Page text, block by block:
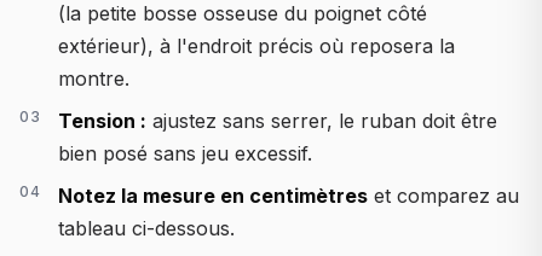
(la petite bosse osseuse du poignet côté
extérieur), à l'endroit précis où reposera la
montre.
Tension : ajustez sans serrer, le ruban doit être
bien posé sans jeu excessif.
Notez la mesure en centimètres et comparez au
tableau ci-dessous.